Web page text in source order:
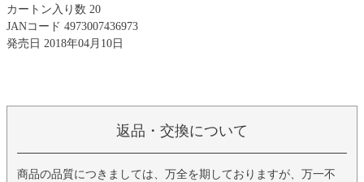
カートン入り数 20
JANコード 4973007436973
発売日 2018年04月10日
返品・交換について
商品の品質につきましては、万全を期しておりますが、万一不